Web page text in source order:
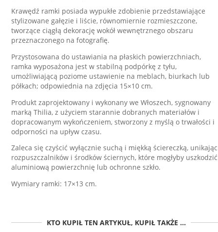
Krawędź ramki posiada wypukłe zdobienie przedstawiające
stylizowane gałęzie i liście, równomiernie rozmieszczone,
tworzące ciągłą dekorację wokół wewnętrznego obszaru
przeznaczonego na fotografię.
Przystosowana do ustawiania na płaskich powierzchniach,
ramka wyposażona jest w stabilną podpórkę z tyłu,
umożliwiającą poziome ustawienie na meblach, biurkach lub
półkach; odpowiednia na zdjęcia 15×10 cm.
Produkt zaprojektowany i wykonany we Włoszech, sygnowany
marką Thilia, z użyciem starannie dobranych materiałów i
dopracowanym wykończeniem, stworzony z myślą o trwałości i
odporności na upływ czasu.
Zaleca się czyścić wyłącznie suchą i miękką ściereczką, unikając
rozpuszczalników i środków ściernych, które mogłyby uszkodzić
aluminiową powierzchnię lub ochronne szkło.
Wymiary ramki: 17×13 cm.
KTO KUPIŁ TEN ARTYKUŁ, KUPIŁ TAKŻE ...